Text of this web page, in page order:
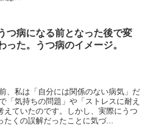
つ病になる前となった後で変
った。うつ病のイメージ。
、私は「自分には関係のない病気」だ
「気持ちの問題」や「ストレスに耐え
えていたのです。しかし、実際にうつ
くの誤解だったことに気づ...